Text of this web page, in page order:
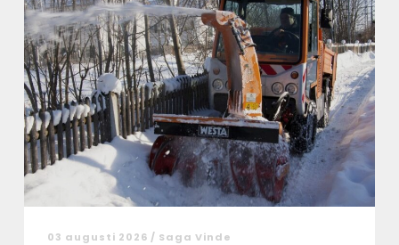
03 augusti 2026 / Saga Vinde